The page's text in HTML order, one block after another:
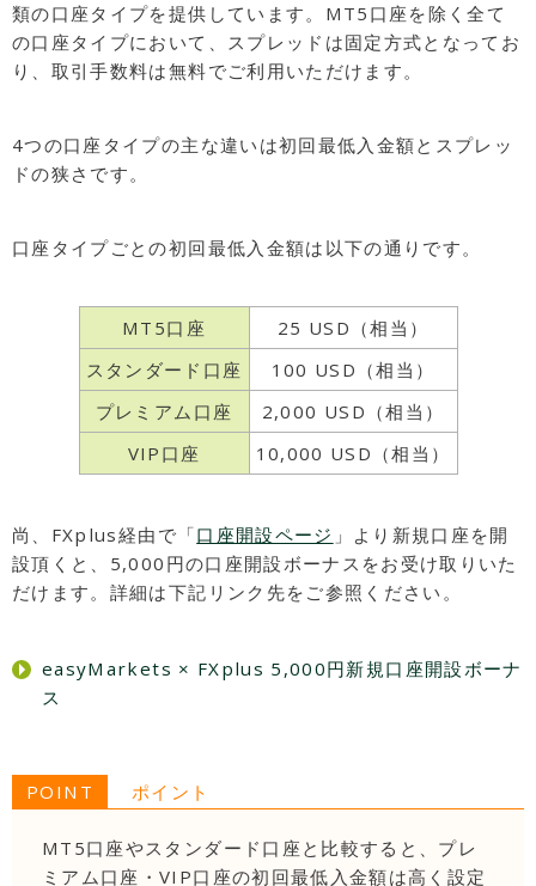
類の口座タイプを提供しています。MT5口座を除く全て
の口座タイプにおいて、スプレッドは固定方式となってお
り、取引手数料は無料でご利用いただけます。
4つの口座タイプの主な違いは初回最低入金額とスプレッ
ドの狭さです。
口座タイプごとの初回最低入金額は以下の通りです。
MT5口座
25 USD（相当）
スタンダード口座
100 USD（相当）
プレミアム口座
2,000 USD（相当）
VIP口座
10,000 USD（相当）
尚、FXplus経由で「口座開設ページ 」より新規口座を開
設頂くと、5,000円の口座開設ボーナスをお受け取りいた
だけます。詳細は下記リンク先をご参照ください。
easyMarkets × FXplus 5,000円新規口座開設ボーナ
ス
POINT ポイント
MT5口座やスタンダード口座と比較すると、プレ
ミアム口座・VIP口座の初回最低入金額は高く設定